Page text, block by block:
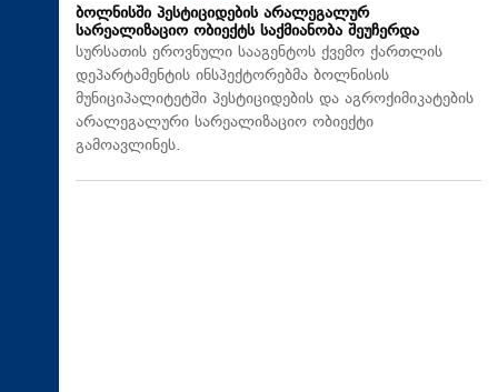
ბოლნისში პესტიციდების არალეგალურ
სარეალიზაციო ობიექტს საქმიანობა შეუჩერდა
სურსათის ეროვნული სააგენტოს ქვემო ქართლის
დეპარტამენტის ინსპექტორებმა ბოლნისის
მუნიციპალიტეტში პესტიციდების და აგროქიმიკატების
არალეგალური სარეალიზაციო ობიექტი
გამოავლინეს.